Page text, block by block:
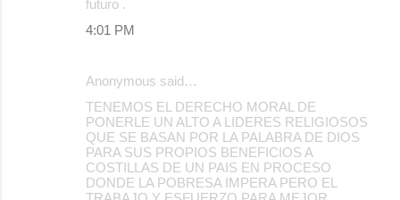
futuro .
4:01 PM
Anonymous said…
TENEMOS EL DERECHO MORAL DE
PONERLE UN ALTO A LIDERES RELIGIOSOS
QUE SE BASAN POR LA PALABRA DE DIOS
PARA SUS PROPIOS BENEFICIOS A
COSTILLAS DE UN PAIS EN PROCESO
DONDE LA POBRESA IMPERA PERO EL